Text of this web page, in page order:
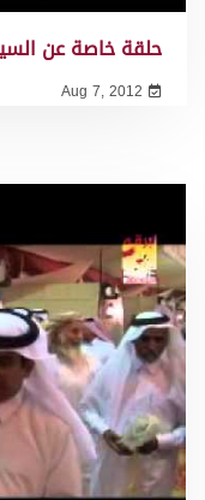
حلقة خاصة عن
Aug 7, 2012